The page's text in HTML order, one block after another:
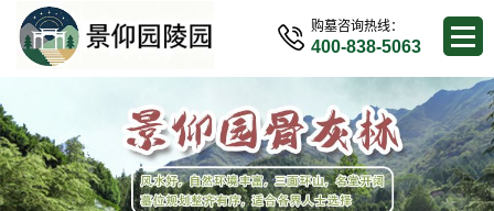
购墓咨询热线：
400-838-5063